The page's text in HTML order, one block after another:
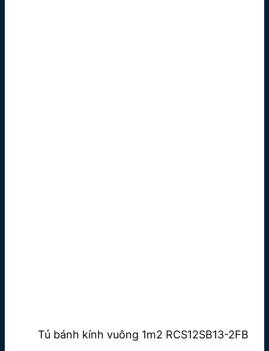
Tủ bánh kính vuông 1m2 RCS12SB13-2FB